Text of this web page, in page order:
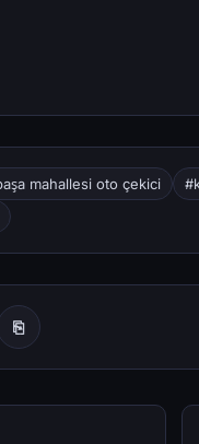
mahallesi oto çekici
⎘